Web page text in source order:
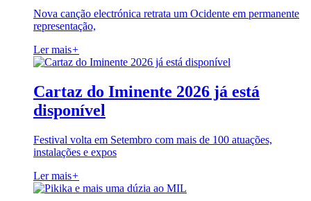
Nova canção electrónica retrata um Ocidente em permanente
representação,
Ler mais+
Cartaz do Iminente 2026 já está
disponível
Festival volta em Setembro com mais de 100 atuações,
instalações e expos
Ler mais+